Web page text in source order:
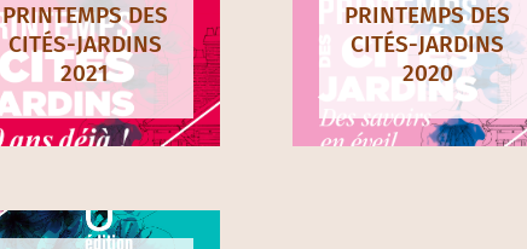
PRINTEMPS DES
CITÉS-JARDINS
2021
PRINTEMPS DES
CITÉS-JARDINS
2020